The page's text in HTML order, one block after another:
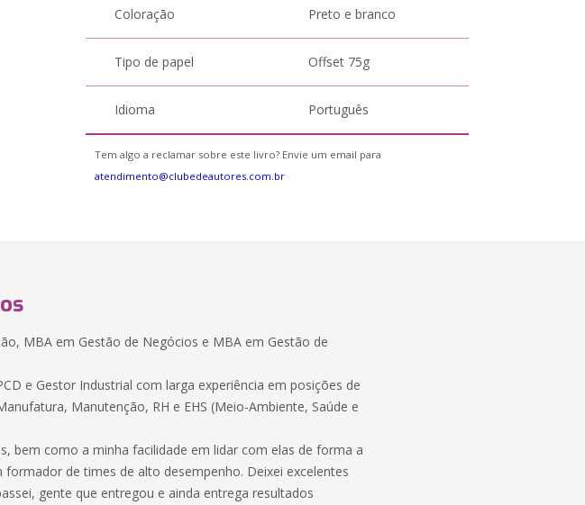
Coloração Preto e branco
Tipo de papel Offset 75g
Idioma Português
Tem algo a reclamar sobre este livro? Envie um email para
atendimento@clubedeautores.com.br
MBA em Gestão de Negócios e MBA em Gestão de
e Gestor Industrial com larga experiência em posições de
Manutenção, RH e EHS (Meio-Ambiente, Saúde e
bem como a minha facilidade em lidar com elas de forma a
de times de alto desempenho. Deixei excelentes
gente que entregou e ainda entrega resultados